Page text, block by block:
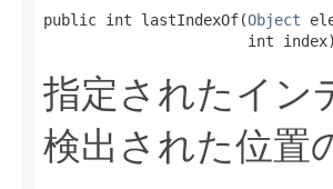
public int lastIndexOf(Object
                       int index)
指定されたイン
検出された位置